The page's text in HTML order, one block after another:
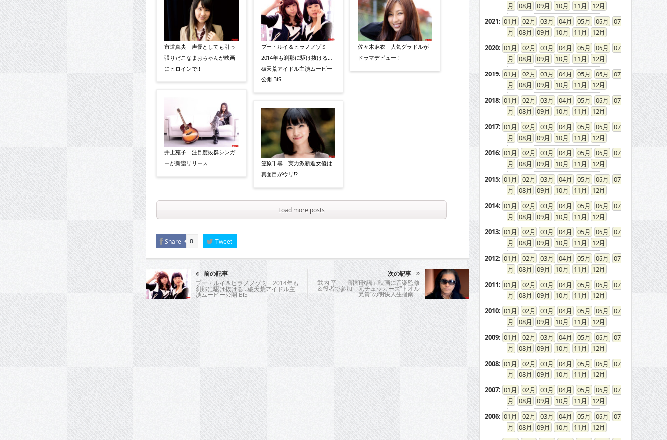
市道真央 声優としても引っ
張りだこなまおちゃんが映画
にヒロインで!!
井上苑子 注目度抜群シンガ
ーが新譜リリース
プー・ルイ＆ヒラノノゾミ
2014年も刹那に駆け抜ける…
破天荒アイドル主演ムービー
公開 BiS
笠原千尋 実力派新進女優は
真面目がウリ!?
佐々木麻衣 人気グラドルが
ドラマデビュー！
Load more posts
Share 0 Tweet
前の記事
プー・ルイ＆ヒラノノゾミ 2014年も
刹那に駆け抜ける…破天荒アイドル主
演ムービー公開 BiS
次の記事
武内 享 「昭和歌謡」映画に音楽監修
＆役者で参加 元チェッカーズ“トオル
兄貴”の明快人生指南
08
09 10 11
12
2021: 01 02 03 04 05 06
07
08
09 10 11
12
2020: 01 02 03 04 05 06
07
08
09 10 11
12
2019: 01 02 03 04 05 06
07
08
09 10 11
12
2018: 01 02 03 04 05 06
07
08
09 10 11
12
2017: 01 02 03 04 05 06
07
08
09 10 11
12
2016: 01 02 03 04 05 06
07
08
09 10 11
12
2015: 01 02 03 04 05 06
07
08
09 10 11
12
2014: 01 02 03 04 05 06
07
08
09 10 11
12
2013: 01 02 03 04 05 06
07
08
09 10 11
12
2012: 01 02 03 04 05 06
07
08
09 10 11
12
2011: 01 02 03 04 05 06
07
08
09 10 11
12
2010: 01 02 03 04 05 06
07
08
09 10 11
12
2009: 01 02 03 04 05 06
07
08
09 10 11
12
2008: 01 02 03 04 05 06
07
08
09 10 11
12
2007: 01 02 03 04 05 06
07
08
09 10 11
12
2006: 01 02 03 04 05 06
07
08
09 10 11
12